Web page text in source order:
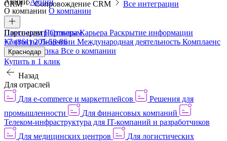
CRM
Сопровождение CRM Все интеграции
АкцииАкции
О компании О компании
Пресс-центрОтзывыКарьера Раскрытие информации
КонтактыЛицензии Международная деятельность Комплаенс
и деловая этика Все о компании
ПартнерамПартнерам
+7 (861) 205-58-86
Краснодар
Купить в 1 клик
Назад
Для отраслей
Для e-commerce и маркетплейсов
Решения для
промышленности
Для финансовых компаний
Телеком-инфраструктура для IT-компаний и разработчиков
Для медицинских центров
Для логистических